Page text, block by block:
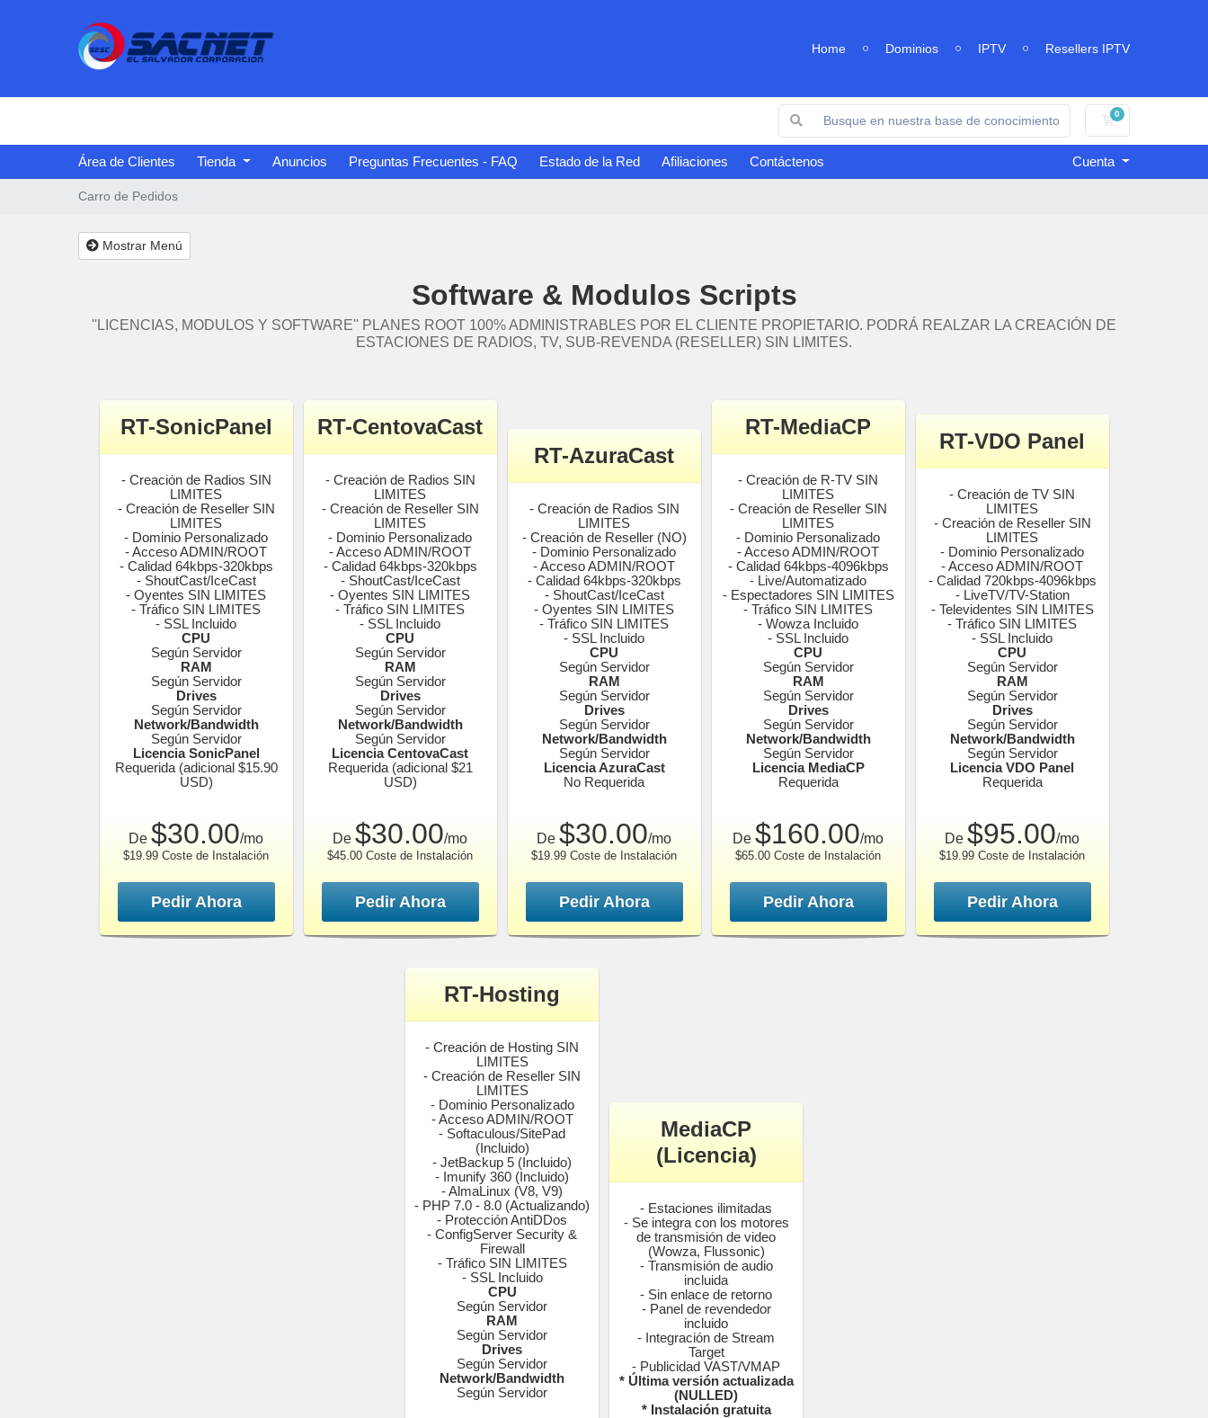
Home Dominios IPTV Resellers IPTV
0
Carro de Pedidos
Área de Clientes Tienda Anuncios Preguntas Frecuentes - FAQ Estado de la Red Afiliaciones Contáctenos Cuenta
Carro de Pedidos
Mostrar Menú
Software & Modulos Scripts
''LICENCIAS, MODULOS Y SOFTWARE'' PLANES ROOT 100% ADMINISTRABLES POR EL CLIENTE PROPIETARIO. PODRÁ REALZAR LA CREACIÓN DE
ESTACIONES DE RADIOS, TV, SUB-REVENDA (RESELLER) SIN LIMITES.
RT-SonicPanel
- Creación de Radios SIN
LIMITES
- Creación de Reseller SIN
LIMITES
- Dominio Personalizado
- Acceso ADMIN/ROOT
- Calidad 64kbps-320kbps
- ShoutCast/IceCast
- Oyentes SIN LIMITES
- Tráfico SIN LIMITES
- SSL Incluido
CPU
Según Servidor
RAM
Según Servidor
Drives
Según Servidor
Network/Bandwidth
Según Servidor
Licencia SonicPanel
Requerida (adicional $15.90
USD)
De $30.00/mo
$19.99 Coste de Instalación
Pedir Ahora
RT-CentovaCast
- Creación de Radios SIN
LIMITES
- Creación de Reseller SIN
LIMITES
- Dominio Personalizado
- Acceso ADMIN/ROOT
- Calidad 64kbps-320kbps
- ShoutCast/IceCast
- Oyentes SIN LIMITES
- Tráfico SIN LIMITES
- SSL Incluido
CPU
Según Servidor
RAM
Según Servidor
Drives
Según Servidor
Network/Bandwidth
Según Servidor
Licencia CentovaCast
Requerida (adicional $21
USD)
De $30.00/mo
$45.00 Coste de Instalación
Pedir Ahora
RT-AzuraCast
- Creación de Radios SIN
LIMITES
- Creación de Reseller (NO)
- Dominio Personalizado
- Acceso ADMIN/ROOT
- Calidad 64kbps-320kbps
- ShoutCast/IceCast
- Oyentes SIN LIMITES
- Tráfico SIN LIMITES
- SSL Incluido
CPU
Según Servidor
RAM
Según Servidor
Drives
Según Servidor
Network/Bandwidth
Según Servidor
Licencia AzuraCast
No Requerida
De $30.00/mo
$19.99 Coste de Instalación
Pedir Ahora
RT-MediaCP
- Creación de R-TV SIN
LIMITES
- Creación de Reseller SIN
LIMITES
- Dominio Personalizado
- Acceso ADMIN/ROOT
- Calidad 64kbps-4096kbps
- Live/Automatizado
- Espectadores SIN LIMITES
- Tráfico SIN LIMITES
- Wowza Incluido
- SSL Incluido
CPU
Según Servidor
RAM
Según Servidor
Drives
Según Servidor
Network/Bandwidth
Según Servidor
Licencia MediaCP
Requerida
De $160.00/mo
$65.00 Coste de Instalación
Pedir Ahora
RT-VDO Panel
- Creación de TV SIN
LIMITES
- Creación de Reseller SIN
LIMITES
- Dominio Personalizado
- Acceso ADMIN/ROOT
- Calidad 720kbps-4096kbps
- LiveTV/TV-Station
- Televidentes SIN LIMITES
- Tráfico SIN LIMITES
- SSL Incluido
CPU
Según Servidor
RAM
Según Servidor
Drives
Según Servidor
Network/Bandwidth
Según Servidor
Licencia VDO Panel
Requerida
De $95.00/mo
$19.99 Coste de Instalación
Pedir Ahora
RT-Hosting
- Creación de Hosting SIN
LIMITES
- Creación de Reseller SIN
LIMITES
- Dominio Personalizado
- Acceso ADMIN/ROOT
- Softaculous/SitePad
(Incluido)
- JetBackup 5 (Incluido)
- Imunify 360 (Incluido)
- AlmaLinux (V8, V9)
- PHP 7.0 - 8.0 (Actualizando)
- Protección AntiDDos
- ConfigServer Security &
Firewall
- Tráfico SIN LIMITES
- SSL Incluido
CPU
Según Servidor
RAM
Según Servidor
Drives
Según Servidor
Network/Bandwidth
Según Servidor
MediaCP
(Licencia)
- Estaciones ilimitadas
- Se integra con los motores
de transmisión de video
(Wowza, Flussonic)
- Transmisión de audio
incluida
- Sin enlace de retorno
- Panel de revendedor
incluido
- Integración de Stream
Target
- Publicidad VAST/VMAP
* Última versión actualizada
(NULLED)
* Instalación gratuita